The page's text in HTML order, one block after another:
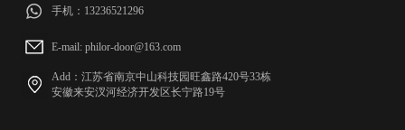
手机：13236521296
E-mail: philor-door@163.com
Add：江苏省南京中山科技园旺鑫路420号33栋
安徽来安汊河经济开发区长宁路19号